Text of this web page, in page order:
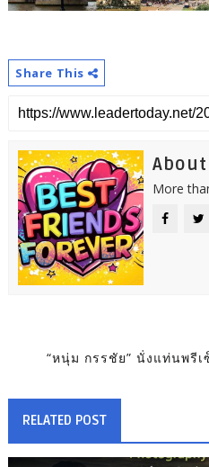
Share This
More
“หนุ่ม กรรชัย” นั่งแท่นพรี
RELATED POST